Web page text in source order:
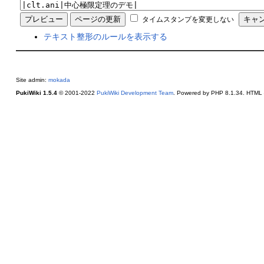
タイムスタンプを変更しない
テキスト整形のルールを表示する
Site admin: mokada
PukiWiki 1.5.4© 2001-2022 PukiWiki Development Team. Powered by PHP 8.1.34.